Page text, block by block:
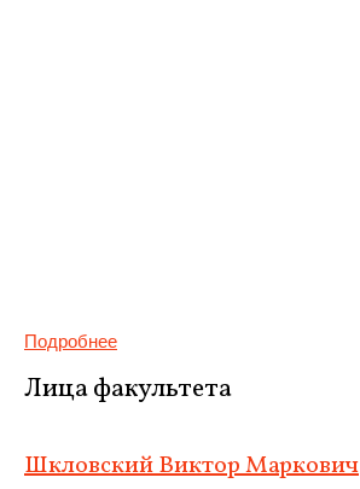
Подробнее
Лица факультета
Шкловский Виктор Маркович